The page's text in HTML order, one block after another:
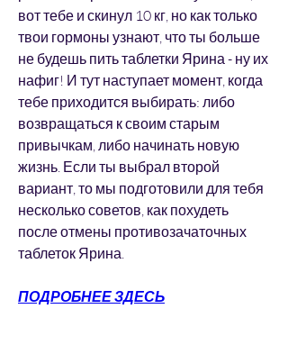
вот тебе и скинул 10 кг, но как только
твои гормоны узнают, что ты больше
не будешь пить таблетки Ярина - ну их
нафиг! И тут наступает момент, когда
тебе приходится выбирать: либо
возвращаться к своим старым
привычкам, либо начинать новую
жизнь. Если ты выбрал второй
вариант, то мы подготовили для тебя
несколько советов, как похудеть
после отмены противозачаточных
таблеток Ярина.
ПОДРОБНЕЕ ЗДЕСЬ